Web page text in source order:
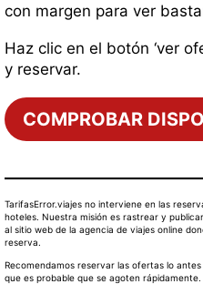
con margen para ver
Haz clic en el botón ‘ver
y reservar.
COMPROBAR
TarifasError.viajes no interviene en las
hoteles. Nuestra misión es rastrear y
al sitio web de la agencia de viajes online
reserva.
Recomendamos reservar las ofertas lo
que es probable que se agoten rápidamente.